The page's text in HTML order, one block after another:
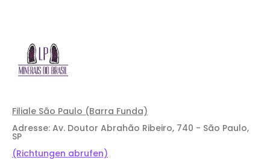
Filiale São Paulo (Barra Funda)
Adresse: Av. Doutor Abrahão Ribeiro, 740 - São Paulo,
SP
(Richtungen abrufen)